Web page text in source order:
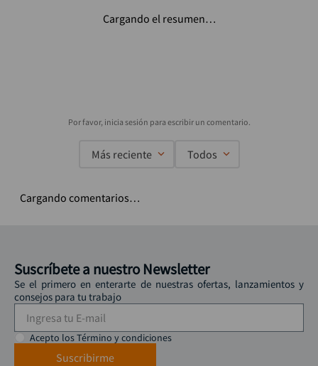
Cargando el resumen…
Más reciente Todos
Cargando comentarios…
Suscríbete a nuestro Newsletter
Se el primero en enterarte de nuestras ofertas, lanzamientos y
consejos para tu trabajo
Acepto los Término y condiciones
Suscribirme